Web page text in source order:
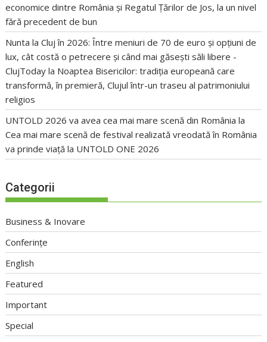
economice dintre România și Regatul Țărilor de Jos, la un nivel
fără precedent de bun
Nunta la Cluj în 2026: Între meniuri de 70 de euro și opțiuni de
lux, cât costă o petrecere și când mai găsești săli libere -
ClujToday la Noaptea Bisericilor: tradiția europeană care
transformă, în premieră, Clujul într-un traseu al patrimoniului
religios
UNTOLD 2026 va avea cea mai mare scenă din România la
Cea mai mare scenă de festival realizată vreodată în România
va prinde viață la UNTOLD ONE 2026
Categorii
Business & Inovare
Conferințe
English
Featured
Important
Special